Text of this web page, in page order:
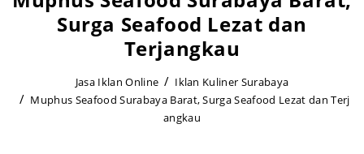
Surga Seafood Lezat dan
Terjangkau
Jasa Iklan Online
Iklan Kuliner Surabaya
Muphus Seafood Surabaya Barat, Surga Seafood Lezat dan Terj
angkau